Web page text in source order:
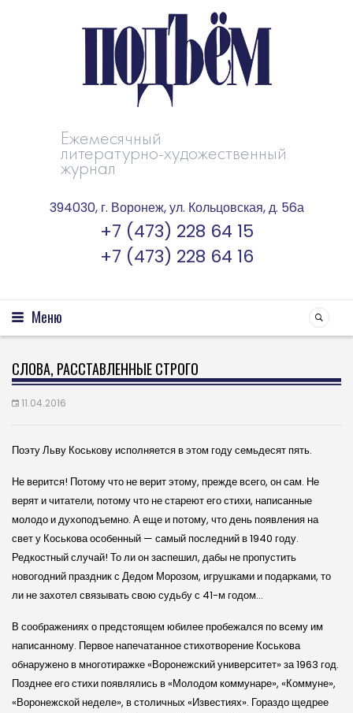
Ежемесячный
литературно-художественный
журнал
394030, г. Воронеж, ул. Кольцовская, д. 56а
+7 (473) 228 64 15
+7 (473) 228 64 16
Меню
СЛОВА, РАССТАВЛЕННЫЕ СТРОГО
11.04.2016
Поэту Льву Коськову исполняется в этом году семьдесят пять.
Не верится! Потому что не верит этому, прежде всего, он сам. Не
верят и читатели, потому что не стареют его стихи, написанные
молодо и духоподъемно. А еще и потому, что день появления на
свет у Коськова особенный — самый последний в 1940 году.
Редкостный случай! То ли он заспешил, дабы не пропустить
новогодний праздник с Дедом Морозом, игрушками и подарками, то
ли не захотел связывать свою судьбу с 41-м годом…
В соображениях о предстоящем юбилее пробежался по всему им
написанному. Первое напечатанное стихотворение Коськова
обнаружено в многотиражке «Воронежский университет» за 1963 год.
Позднее его стихи появлялись в «Молодом коммунаре», «Коммуне»,
«Воронежской неделе», в столичных «Известиях». Гораздо щедрее